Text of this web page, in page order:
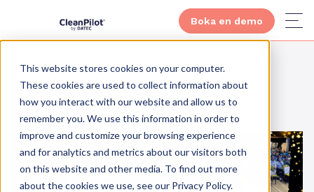
This website stores cookies on your computer.
These cookies are used to collect information about
how you interact with our website and allow us to
remember you. We use this information in order to
improve and customize your browsing experience
and for analytics and metrics about our visitors both
on this website and other media. To find out more
about the cookies we use, see our Privacy Policy.
Boka en demo